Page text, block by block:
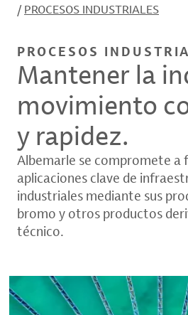
/ PROCESOS INDUSTRIALES
PROCESOS
Mantener la
movimiento
y rapidez.
Albemarle se compromete a
aplicaciones clave de
industriales mediante sus
bromo y otros productos
técnico.